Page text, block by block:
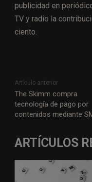
publicidad en
TV y radio la
ciento.
Artículo anterior
The Skimm compra
tecnología de pago por
contenidos mediante
ARTÍCULOS